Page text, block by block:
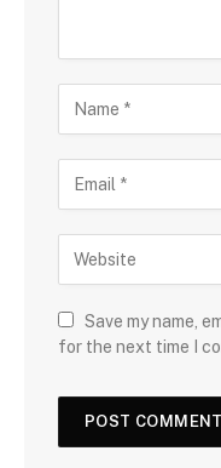
Save my name,
for the next time I